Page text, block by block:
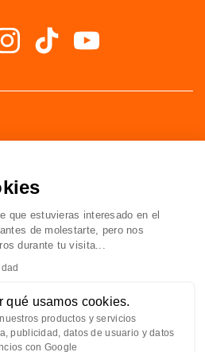
que estuvieras interesado en el
de molestarte, pero nos
durante tu visita...
qué usamos cookies.
productos y servicios
publicidad, datos de usuario y datos
con Google